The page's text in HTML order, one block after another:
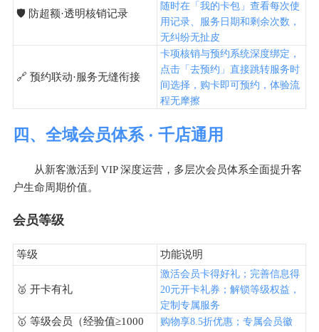
🛡️ 防超额·透明核销记录
随时在「我的卡包」查看每次使
用记录、服务日期和剩余次数，
无纠纷无扯皮
🔗 预约联动·服务无缝衔接
卡项核销与预约系统深度绑定，
点击「去预约」直接跳转服务时
间选择，购卡即可预约，体验流
程无摩擦
四、全域会员体系 · 千店通用
从新客激活到 VIP 深度运营，多层次会员体系全面提升客
户生命周期价值。
会员等级
等级 功能说明
🥈 开卡有礼
激活会员卡得好礼；完善信息得
20元开卡礼券；解锁等级权益，
定制专属服务
🥇 等级会员（经验值≥1000
购物享8.5折优惠；专属会员徽